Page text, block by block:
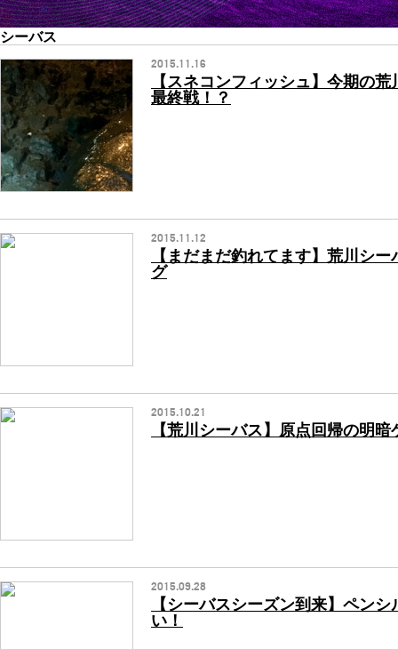
シーバス
2015.11.16
【スネコンフィッシュ】今期の
最終戦！？
2015.11.12
【まだまだ釣れてます】荒川シ
グ
2015.10.21
【荒川シーバス】原点回帰の明暗
2015.09.28
【シーバスシーズン到来】ペン
い！